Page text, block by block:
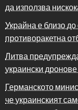
да използва
Украйна е близо
противоракетна
Литва
украински
Германското
че украинският